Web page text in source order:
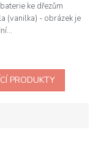
ke dřezům
(vanilka) - obrázek je
PRODUKTY